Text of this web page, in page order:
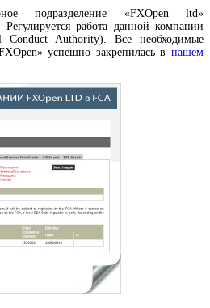
подразделение «FXOpen ltd»
Регулируется работа данной компании
Conduct Authority). Все необходимые
успешно закрепилась в нашем